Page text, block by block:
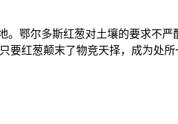
尔多斯红葱对土壤的要求不
红葱颠末了物竞天择，成为处所